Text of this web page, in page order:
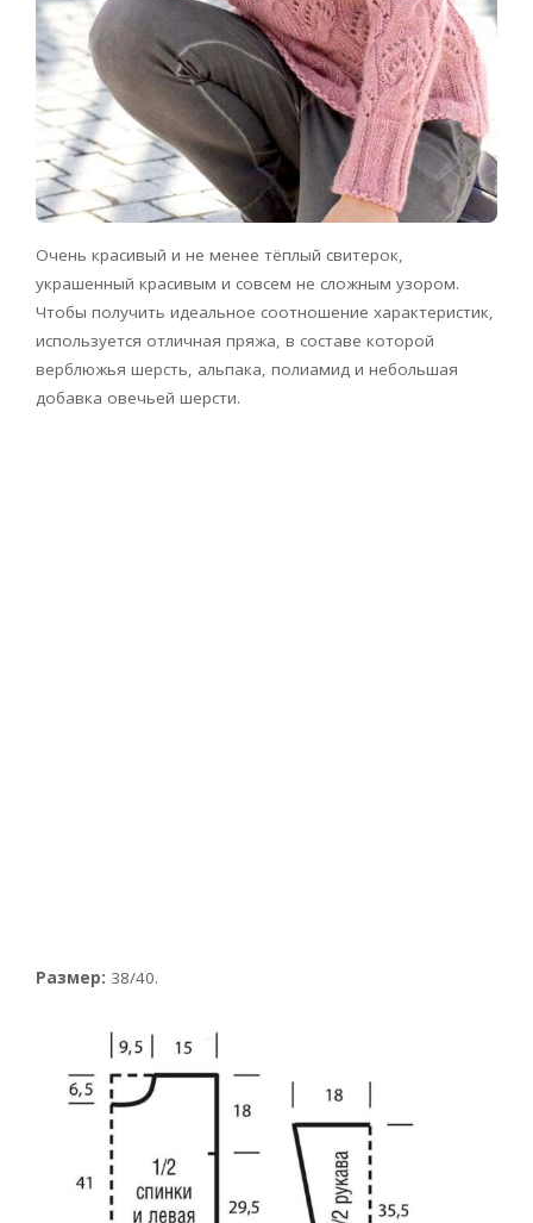
Очень красивый и не менее тёплый свитерок,
украшенный красивым и совсем не сложным узором.
Чтобы получить идеальное соотношение характеристик,
используется отличная пряжа, в составе которой
верблюжья шерсть, альпака, полиамид и небольшая
добавка овечьей шерсти.
Размер: 38/40.